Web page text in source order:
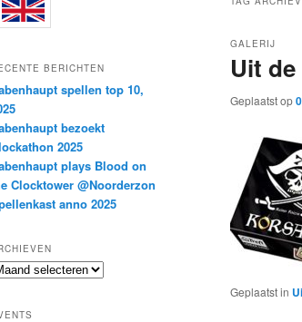
Uit
GALERIJ
Geplaatst op
Geplaatst in
BERICHTEN
spellen top 10,
bezoekt
2025
plays Blood on
Clocktower @Noorderzon
anno 2025